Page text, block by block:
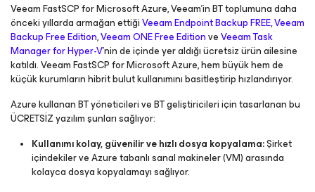
Veeam FastSCP for Microsoft Azure, Veeam’in BT toplumuna daha
önceki yıllarda armağan ettiğiVeeam Endpoint Backup FREE,Veeam
Backup Free Edition,Veeam ONE Free EditionveVeeam Task
Manager for Hyper-V’nin de içinde yer aldığı ücretsiz ürün ailesine
katıldı. Veeam FastSCP for Microsoft Azure, hem büyük hem de
küçük kurumların hibrit bulut kullanımını basitleştirip hızlandırıyor.
Azure kullanan BT yöneticileri ve BT geliştiricileri için tasarlanan bu
ÜCRETSİZ yazılım şunları sağlıyor:
Kullanımı kolay, güvenilir ve hızlı dosya kopyalama:Şirket
içindekiler ve Azure tabanlı sanal makineler (VM) arasında
kolayca dosya kopyalamayı sağlıyor.